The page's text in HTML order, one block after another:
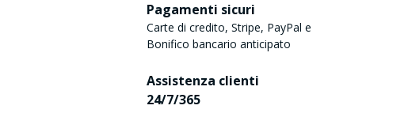
Pagamenti sicuri
Carte di credito, Stripe, PayPal e
Bonifico bancario anticipato
Assistenza clienti
24/7/365